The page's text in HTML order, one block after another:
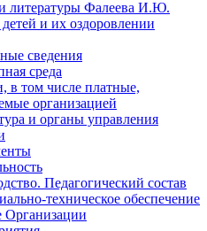
литературы Фалеева И.Ю.
и их оздоровлении
сведения
среда
в том числе платные,
организацией
и органы управления
Педагогический состав
техническое обеспечение
Организации